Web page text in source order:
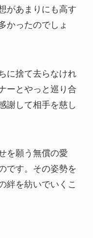
があまりにも高す
かったのでしょ
に捨て去らなけれ
ーとやっと巡り合
謝して相手を慈し
を願う無償の愛
です。その姿勢を
絆を紡いでいくこ